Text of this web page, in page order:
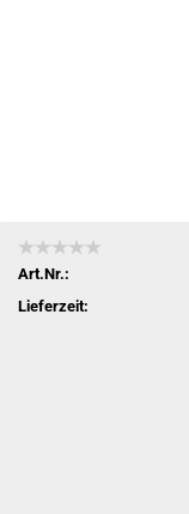
Art.Nr.:
Lieferzeit: